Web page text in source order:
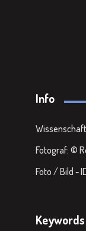
Info
Fotograf: ©
Foto / Bild -
Keywords